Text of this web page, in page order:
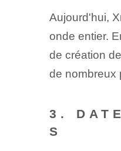
Aujourd'hui,
onde entier.
de création
de nombreux
3.
S